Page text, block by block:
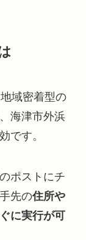
域密着型の
海津市外浜
です。
ポストにチ
先の住所や
に実行が可